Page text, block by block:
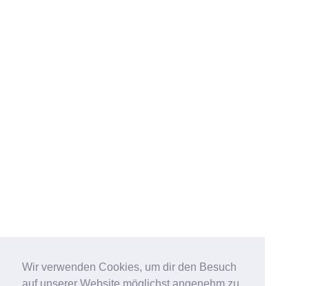
Wir verwenden Cookies, um dir den Besuch